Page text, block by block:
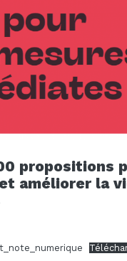
propositions
améliorer la